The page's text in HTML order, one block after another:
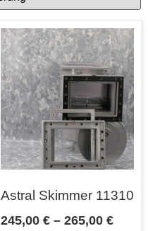
Astral Skimmer 11310
245,00 € – 265,00 €